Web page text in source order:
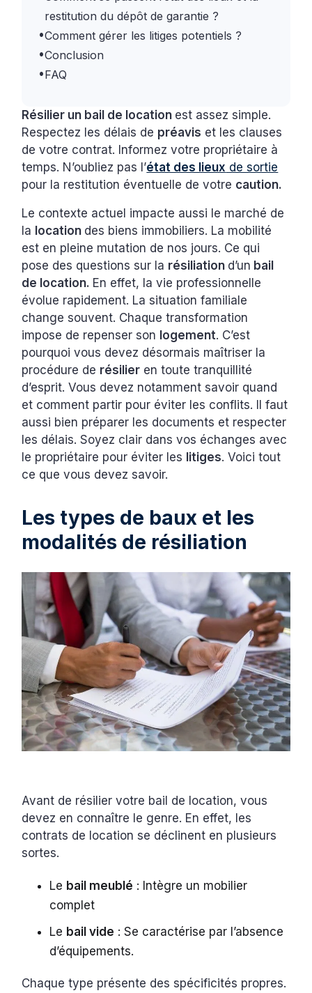
restitution du dépôt de garantie ?
•Comment gérer les litiges potentiels ?
•Conclusion
•FAQ
Résilier un bail de location est assez simple.
Respectez les délais de préavis et les clauses
de votre contrat. Informez votre propriétaire à
temps. N’oubliez pas l’état des lieux de sortie
pour la restitution éventuelle de votre caution.
Le contexte actuel impacte aussi le marché de
la location des biens immobiliers. La mobilité
est en pleine mutation de nos jours. Ce qui
pose des questions sur la résiliation d’un bail
de location. En effet, la vie professionnelle
évolue rapidement. La situation familiale
change souvent. Chaque transformation
impose de repenser son logement. C’est
pourquoi vous devez désormais maîtriser la
procédure de résilier en toute tranquillité
d’esprit. Vous devez notamment savoir quand
et comment partir pour éviter les conflits. Il faut
aussi bien préparer les documents et respecter
les délais. Soyez clair dans vos échanges avec
le propriétaire pour éviter les litiges. Voici tout
ce que vous devez savoir.
Les types de baux et les
modalités de résiliation
Avant de résilier votre bail de location, vous
devez en connaître le genre. En effet, les
contrats de location se déclinent en plusieurs
sortes.
Le bail meublé : Intègre un mobilier
complet
Le bail vide : Se caractérise par l’absence
d’équipements.
Chaque type présente des spécificités propres.